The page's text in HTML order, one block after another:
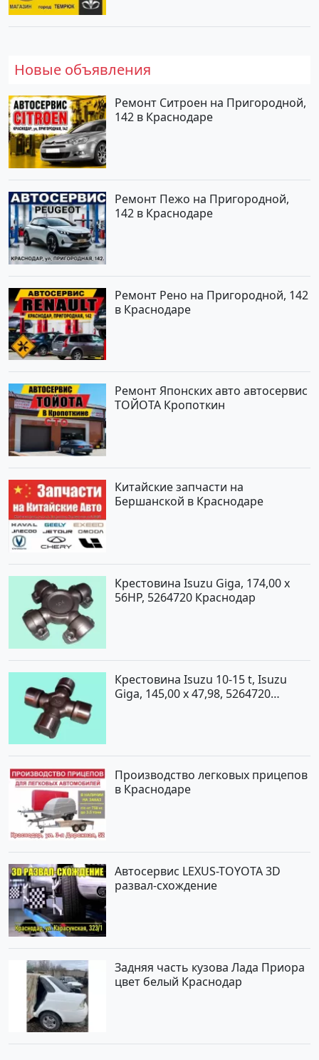
Новые объявления
Ремонт Ситроен на Пригородной,
142 в Краснодаре
Ремонт Пежо на Пригородной,
142 в Краснодаре
Ремонт Рено на Пригородной, 142
в Краснодаре
Ремонт Японских авто автосервис
ТОЙОТА Кропоткин
Китайские запчасти на
Бершанской в Краснодаре
Крестовина Isuzu Giga, 174,00 x
56HP, 5264720 Краснодар
Крестовина Isuzu 10-15 t, Isuzu
Giga, 145,00 x 47,98, 5264720
Производство легковых прицепов
в Краснодаре
Автосервис LEXUS-TOYOTA 3D
развал-схождение
Задняя часть кузова Лада Приора
цвет белый Краснодар